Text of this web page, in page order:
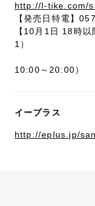
http://l-tike.com/
【発売日特電】
【10月1日 18時
1）
0570-00-
10:00～20:00）
イープラス
http://eplus.jp/